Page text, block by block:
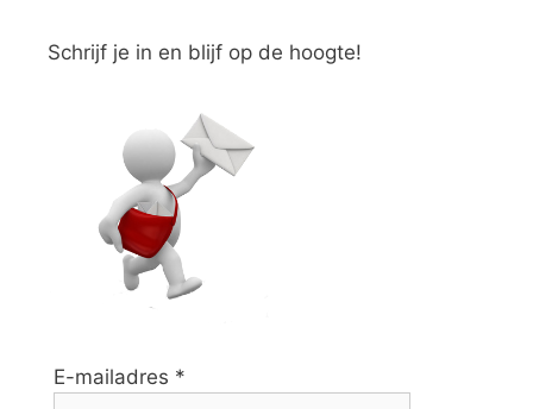
Schrijf je in en blijf op de hoogte!
E-mailadres *